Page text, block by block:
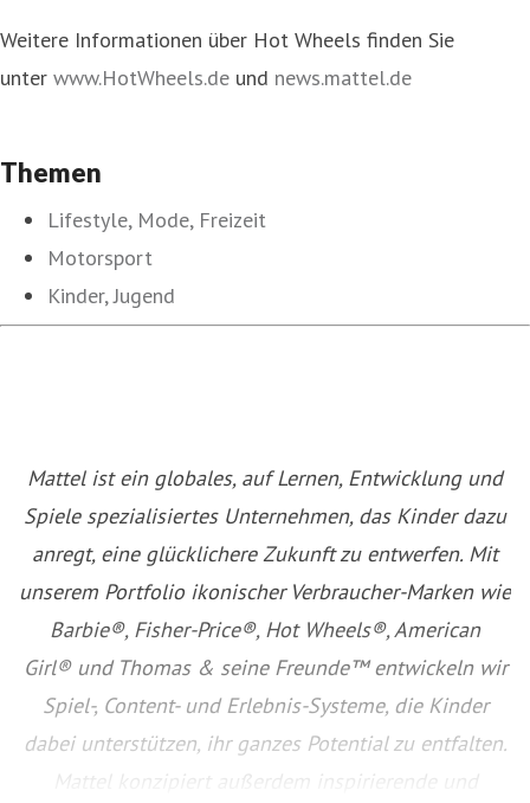
Weitere Informationen über Hot Wheels finden Sie
unter www.HotWheels.de und news.mattel.de
Themen
Lifestyle, Mode, Freizeit
Motorsport
Kinder, Jugend
Mattel ist ein globales, auf Lernen, Entwicklung und
Spiele spezialisiertes Unternehmen, das Kinder dazu
anregt, eine glücklichere Zukunft zu entwerfen. Mit
unserem Portfolio ikonischer Verbraucher-Marken wie
Barbie®, Fisher-Price®, Hot Wheels®, American
Girl® und Thomas & seine Freunde™ entwickeln wir
Spiel-, Content- und Erlebnis-Systeme, die Kinder
dabei unterstützen, ihr ganzes Potential zu entfalten.
Mattel konzipiert außerdem inspirierende und